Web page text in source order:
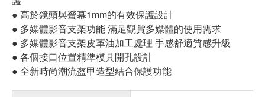
● 高於鏡頭與螢幕1mm的有效保護設計
● 多媒體影音支架功能 滿足觀賞多媒體的使用需求
● 多媒體影音支架皮革油加工處理 手感舒適質感升級
● 各個接口位置精準模具開孔設計
● 全新時尚潮流盔甲造型結合保護功能